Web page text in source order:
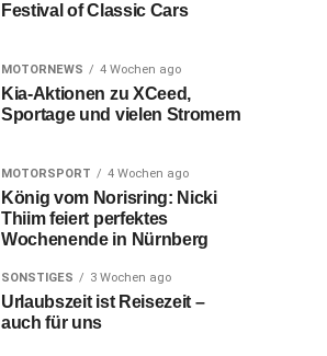
Festival of Classic Cars
MOTORNEWS 4 Wochen ago
Kia-Aktionen zu XCeed,
Sportage und vielen Stromern
MOTORSPORT 4 Wochen ago
König vom Norisring: Nicki
Thiim feiert perfektes
Wochenende in Nürnberg
SONSTIGES 3 Wochen ago
Urlaubszeit ist Reisezeit –
auch für uns